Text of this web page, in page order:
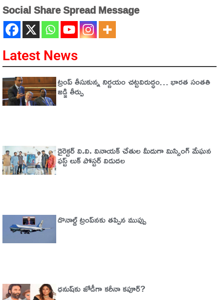
Social Share Spread Message
Latest News
ట్రంప్‌ తీసుకున్న నిర్ణయం చట్టవిరుద్ధం… భారత సంతతి
జడ్జి తీర్పు
డైరెక్టర్ వి.వి. వినాయక్ చేతుల మీదుగా మిస్సింగ్ మేఘన
ఫస్ట్ లుక్ పోస్టర్ విడుదల
డొనాల్డ్ ట్రంప్‌నకు తప్పిన ముప్పు
ధనుష్‌కు జోడీగా కరీనా కపూర్?